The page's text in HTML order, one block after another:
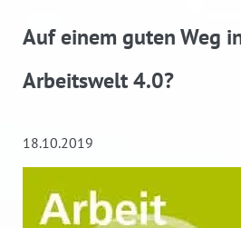
Auf einem guten Weg
Arbeitswelt 4.0?
18.10.2019